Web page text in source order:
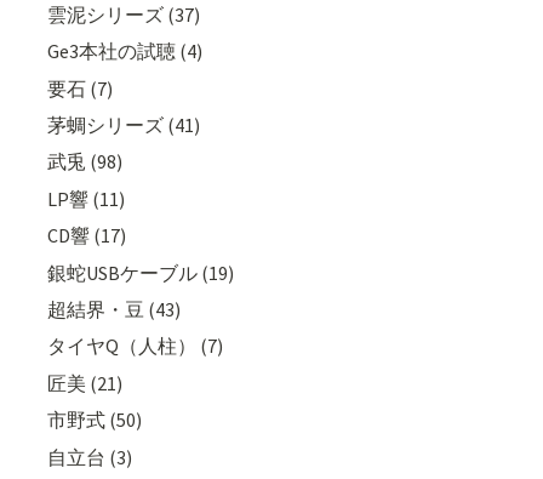
雲泥シリーズ (37)
Ge3本社の試聴 (4)
要石 (7)
茅蜩シリーズ (41)
武兎 (98)
LP響 (11)
CD響 (17)
銀蛇USBケーブル (19)
超結界・豆 (43)
タイヤQ（人柱） (7)
匠美 (21)
市野式 (50)
自立台 (3)